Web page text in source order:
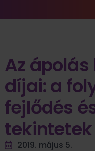
Az
díjai: a
fejlődés
tekintetek
2019. május 5.